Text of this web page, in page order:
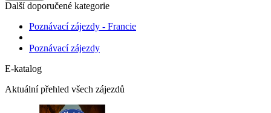
Další doporučené kategorie
Poznávací zájezdy - Francie
Poznávací zájezdy
E-katalog
Aktuální přehled všech zájezdů